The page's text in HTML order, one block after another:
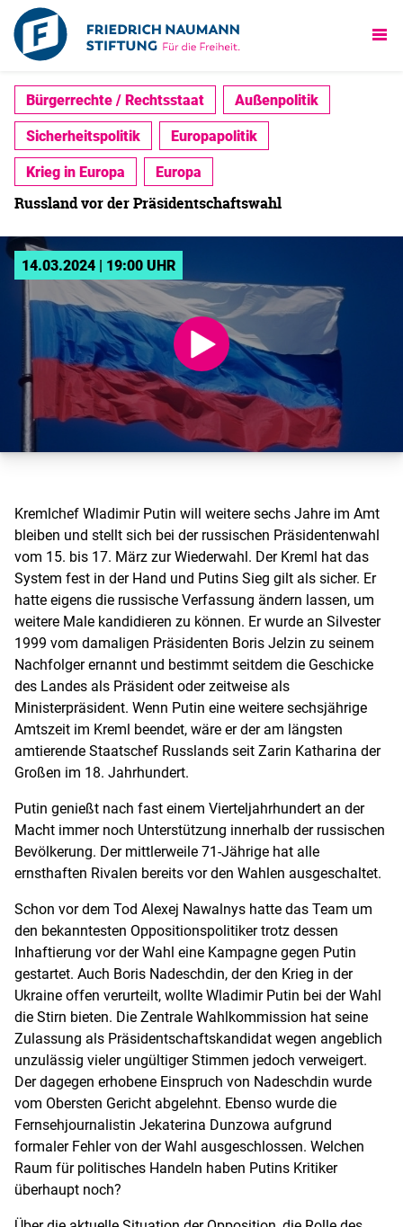
Bürgerrechte / Rechtsstaat
Außenpolitik
Sicherheitspolitik
Europapolitik
Krieg in Europa
Europa
Russland vor der Präsidentschaftswahl
14.03.2024 | 19:00 UHR
Kremlchef Wladimir Putin will weitere sechs Jahre im Amt
bleiben und stellt sich bei der russischen Präsidentenwahl
vom 15. bis 17. März zur Wiederwahl. Der Kreml hat das
System fest in der Hand und Putins Sieg gilt als sicher. Er
hatte eigens die russische Verfassung ändern lassen, um
weitere Male kandidieren zu können. Er wurde an Silvester
1999 vom damaligen Präsidenten Boris Jelzin zu seinem
Nachfolger ernannt und bestimmt seitdem die Geschicke
des Landes als Präsident oder zeitweise als
Ministerpräsident. Wenn Putin eine weitere sechsjährige
Amtszeit im Kreml beendet, wäre er der am längsten
amtierende Staatschef Russlands seit Zarin Katharina der
Großen im 18. Jahrhundert.
Putin genießt nach fast einem Vierteljahrhundert an der
Macht immer noch Unterstützung innerhalb der russischen
Bevölkerung. Der mittlerweile 71-Jährige hat alle
ernsthaften Rivalen bereits vor den Wahlen ausgeschaltet.
Schon vor dem Tod Alexej Nawalnys hatte das Team um
den bekanntesten Oppositionspolitiker trotz dessen
Inhaftierung vor der Wahl eine Kampagne gegen Putin
gestartet. Auch Boris Nadeschdin, der den Krieg in der
Ukraine offen verurteilt, wollte Wladimir Putin bei der Wahl
die Stirn bieten. Die Zentrale Wahlkommission hat seine
Zulassung als Präsidentschaftskandidat wegen angeblich
unzulässig vieler ungültiger Stimmen jedoch verweigert.
Der dagegen erhobene Einspruch von Nadeschdin wurde
vom Obersten Gericht abgelehnt. Ebenso wurde die
Fernsehjournalistin Jekaterina Dunzowa aufgrund
formaler Fehler von der Wahl ausgeschlossen. Welchen
Raum für politisches Handeln haben Putins Kritiker
überhaupt noch?